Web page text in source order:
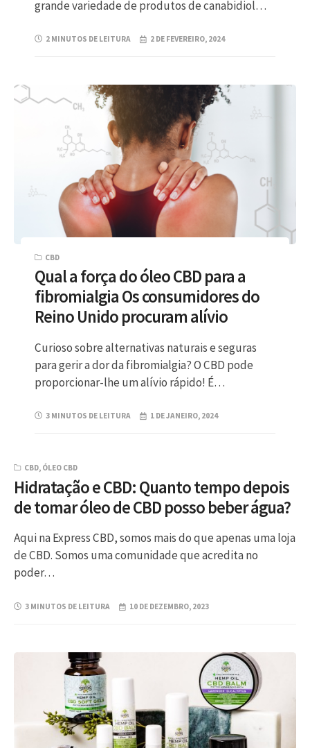
grande variedade de produtos de canabidiol…
2 MINUTOS DE LEITURA 2 DE FEVEREIRO, 2024
CBD
Qual a força do óleo CBD para a
fibromialgia Os consumidores do
Reino Unido procuram alívio
Curioso sobre alternativas naturais e seguras
para gerir a dor da fibromialgia? O CBD pode
proporcionar-lhe um alívio rápido! É…
3 MINUTOS DE LEITURA 1 DE JANEIRO, 2024
CBD, ÓLEO CBD
Hidratação e CBD: Quanto tempo depois
de tomar óleo de CBD posso beber água?
Aqui na Express CBD, somos mais do que apenas uma loja
de CBD. Somos uma comunidade que acredita no
poder…
3 MINUTOS DE LEITURA 10 DE DEZEMBRO, 2023